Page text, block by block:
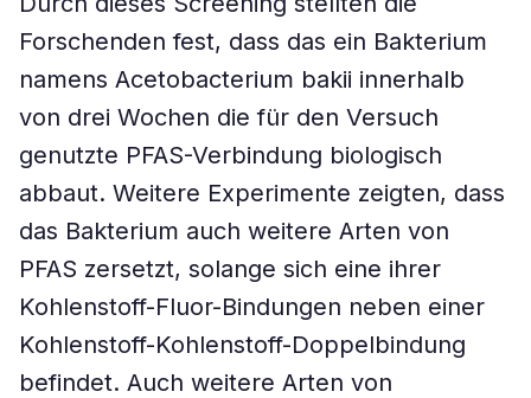
Forschenden fest, dass das ein Bakterium
namens Acetobacterium bakii innerhalb
von drei Wochen die für den Versuch
genutzte PFAS-Verbindung biologisch
abbaut. Weitere Experimente zeigten, dass
das Bakterium auch weitere Arten von
PFAS zersetzt, solange sich eine ihrer
Kohlenstoff-Fluor-Bindungen neben einer
Kohlenstoff-Kohlenstoff-Doppelbindung
befindet. Auch weitere Arten von